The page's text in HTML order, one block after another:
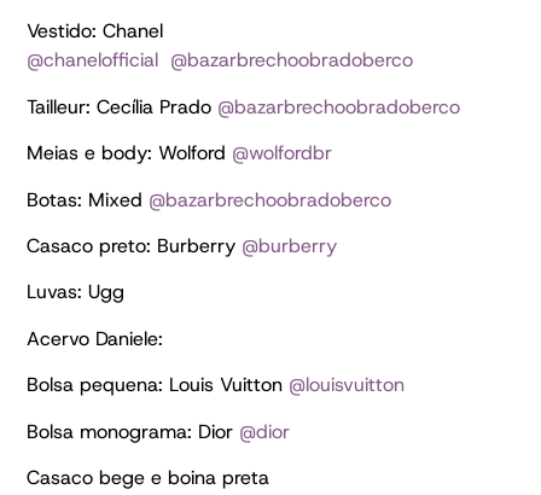
Vestido: Chanel
@chanelofficial @bazarbrechoobradoberco
Tailleur: Cecília Prado @bazarbrechoobradoberco
Meias e body: Wolford @wolfordbr
Botas: Mixed @bazarbrechoobradoberco
Casaco preto: Burberry @burberry
Luvas: Ugg
Acervo Daniele:
Bolsa pequena: Louis Vuitton @louisvuitton
Bolsa monograma: Dior @dior
Casaco bege e boina preta